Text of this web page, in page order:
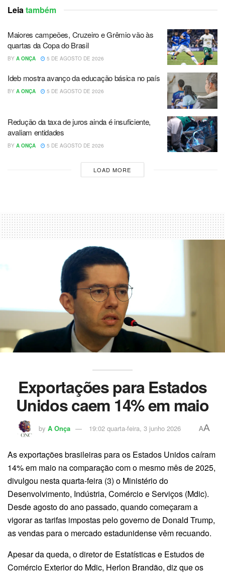
Leiatambém
Maiores campeões, Cruzeiro e Grêmio vão às
quartas da Copa do Brasil
BY A ONÇA 5 DE AGOSTO DE 2026
Ideb mostra avanço da educação básica no país
BY A ONÇA 5 DE AGOSTO DE 2026
Redução da taxa de juros ainda é insuficiente,
avaliam entidades
BY A ONÇA 5 DE AGOSTO DE 2026
LOAD MORE
Exportações para Estados
Unidos caem 14% em maio
by A Onça 19:02 quarta-feira, 3 junho 2026 AA
As exportações brasileiras para os Estados Unidos caíram
14% em maio na comparação com o mesmo mês de 2025,
divulgou nesta quarta-feira (3) o Ministério do
Desenvolvimento, Indústria, Comércio e Serviços (Mdic).
Desde agosto do ano passado, quando começaram a
vigorar as tarifas impostas pelo governo de Donald Trump,
as vendas para o mercado estadunidense vêm recuando.
Apesar da queda, o diretor de Estatísticas e Estudos de
Comércio Exterior do Mdic, Herlon Brandão, diz que os